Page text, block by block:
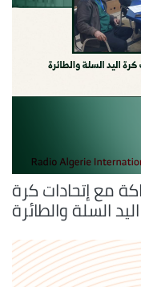
مع إتحادات كرة
اليد السلة والطائرة